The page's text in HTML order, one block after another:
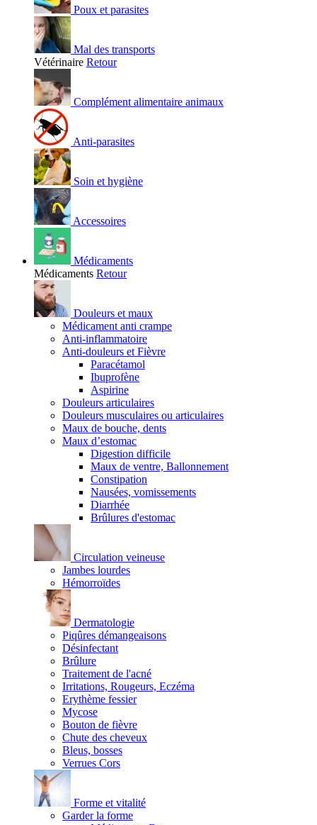
Poux et parasites
Mal des transports
Vétérinaire Retour
Complément alimentaire animaux
Anti-parasites
Soin et hygiène
Accessoires
Médicaments
Médicaments Retour
Douleurs et maux
Médicament anti crampe
Anti-inflammatoire
Anti-douleurs et Fièvre
Paracétamol
Ibuprofène
Aspirine
Douleurs articulaires
Douleurs musculaires ou articulaires
Maux de bouche, dents
Maux d’estomac
Digestion difficile
Maux de ventre, Ballonnement
Constipation
Nausées, vomissements
Diarrhée
Brûlures d'estomac
Circulation veineuse
Jambes lourdes
Hémorroïdes
Dermatologie
Piqûres démangeaisons
Désinfectant
Brûlure
Traitement de l'acné
Irritations, Rougeurs, Eczéma
Erythème fessier
Mycose
Bouton de fièvre
Chute des cheveux
Bleus, bosses
Verrues Cors
Forme et vitalité
Garder la forme